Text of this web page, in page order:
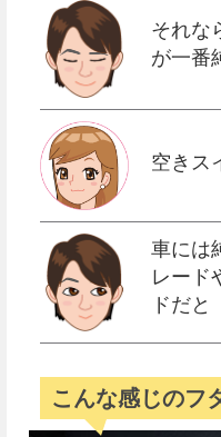
それな
が一番
空きス
車には
レード
ドだと
こんな感じのフ